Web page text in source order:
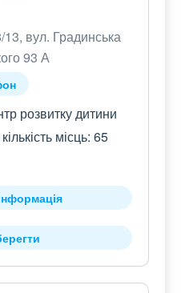
вул. Градинська
93 А
розвитку дитини
місць: 65